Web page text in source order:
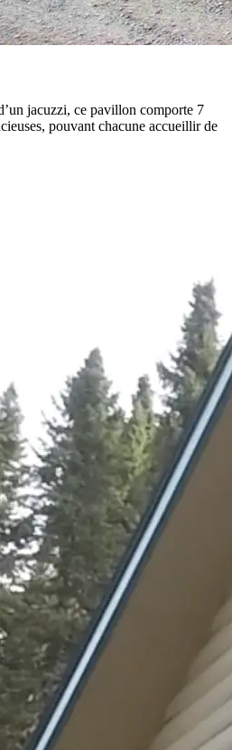
jacuzzi, ce pavillon comporte 7
pouvant chacune accueillir de